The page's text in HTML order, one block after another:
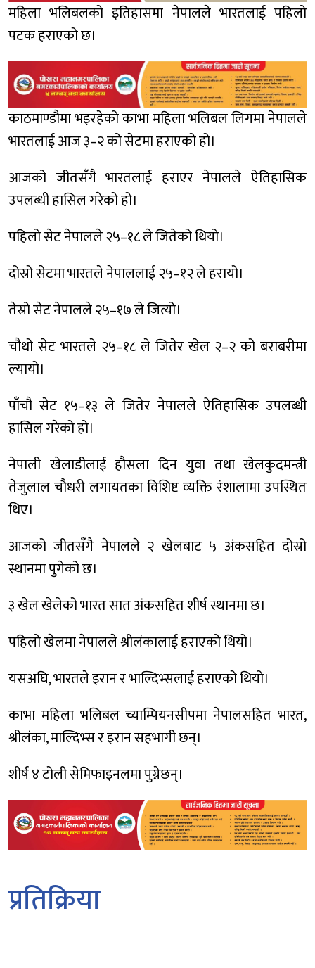
महिला भलिबलको इतिहासमा नेपालले भारतलाई पहिलो
पटक हराएको छ।
काठमाण्डौमा भइरहेको काभा महिला भलिबल लिगमा नेपालले
भारतलाई आज ३–२ को सेटमा हराएको हो।
आजको जीतसँगै भारतलाई हराएर नेपालले ऐतिहासिक
उपलब्धी हासिल गरेको हो।
पहिलो सेट नेपालले २५–१८ ले जितेको थियो।
दोस्रो सेटमा भारतले नेपाललाई २५–१२ ले हरायो।
तेस्रो सेट नेपालले २५–१७ ले जित्यो।
चौथो सेट भारतले २५–१८ ले जितेर खेल २–२ को बराबरीमा
ल्यायो।
पाँचौ सेट १५–१३ ले जितेर नेपालले ऐतिहासिक उपलब्धी
हासिल गरेको हो।
नेपाली खेलाडीलाई हौसला दिन युवा तथा खेलकुदमन्त्री
तेजुलाल चौधरी लगायतका विशिष्ट व्यक्ति रंशालामा उपस्थित
थिए।
आजको जीतसँगै नेपालले २ खेलबाट ५ अंकसहित दोस्रो
स्थानमा पुगेको छ।
३ खेल खेलेको भारत सात अंकसहित शीर्ष स्थानमा छ।
पहिलो खेलमा नेपालले श्रीलंकालाई हराएको थियो।
यसअघि, भारतले इरान र भाल्दिभ्सलाई हराएको थियो।
काभा महिला भलिबल च्याम्पियनसीपमा नेपालसहित भारत,
श्रीलंका, माल्दिभ्स र इरान सहभागी छन्।
शीर्ष ४ टोली सेमिफाइनलमा पुग्नेछन्।
प्रतिक्रिया